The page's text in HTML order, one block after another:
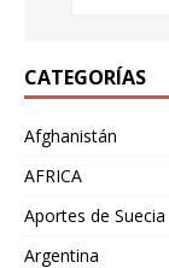
CATEGORÍAS
Afghanistán
AFRICA
Aportes de Suecia
Argentina